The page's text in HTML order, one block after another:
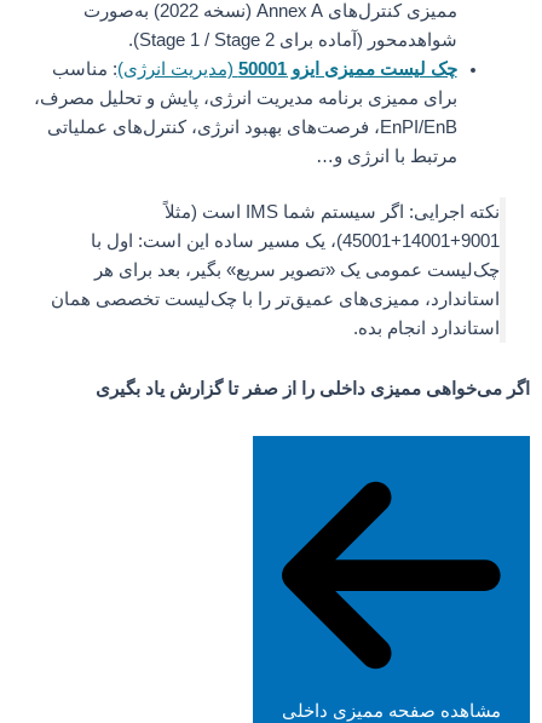
ممیزی کنترل‌های Annex A (نسخه 2022) به‌صورت
شواهدمحور (آماده برای Stage 1 / Stage 2).
چک لیست ممیزی ایزو 50001
(مدیریت انرژی): مناسب
برای ممیزی برنامه مدیریت انرژی، پایش و تحلیل مصرف،
EnPI/EnB، فرصت‌های بهبود انرژی، کنترل‌های عملیاتی
مرتبط با انرژی و…
نکته اجرایی: اگر سیستم شما IMS است (مثلاً
9001+14001+45001)، یک مسیر ساده این است: اول با
چک‌لیست عمومی یک «تصویر سریع» بگیر، بعد برای هر
استاندارد، ممیزی‌های عمیق‌تر را با چک‌لیست تخصصی همان
استاندارد انجام بده.
اگر می‌خواهی ممیزی داخلی را از صفر تا گزارش یاد بگیری
مشاهده صفحه ممیزی داخلی